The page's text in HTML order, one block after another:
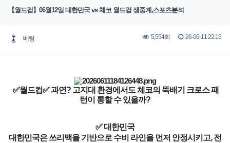
【월드컵】06월12일 대한민국 vs 체코 월드컵 생중계,스포츠분석
베팅 5,554회 26-06-11 22:16
✅월드컵✅ 과연? 고지대 환경에서도 체코의 뚝배기 크로스 패
턴이 통할 수 있을까?
✅ 대한민국
대한민국은 쓰리백을 기반으로 수비 라인을 먼저 안정시키고, 전